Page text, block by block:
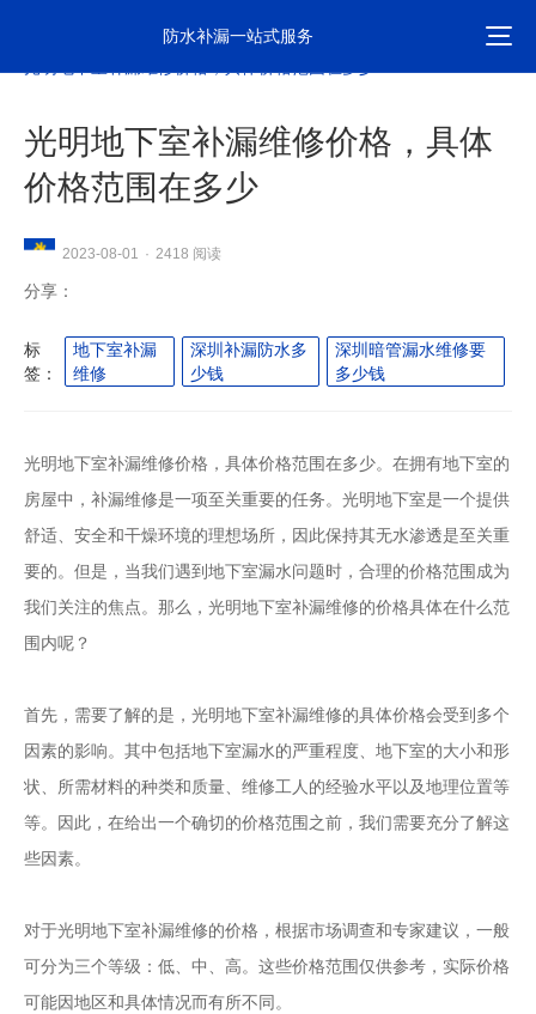
防水补漏一站式服务
光明地下室补漏维修价格，具体
价格范围在多少
2023-08-01 · 2418 阅读
分享：
标
签：
地下室补漏
维修
深圳补漏防水多
少钱
深圳暗管漏水维修要
多少钱
光明地下室补漏维修价格，具体价格范围在多少。在拥有地下室的
房屋中，补漏维修是一项至关重要的任务。光明地下室是一个提供
舒适、安全和干燥环境的理想场所，因此保持其无水渗透是至关重
要的。但是，当我们遇到地下室漏水问题时，合理的价格范围成为
我们关注的焦点。那么，光明地下室补漏维修的价格具体在什么范
围内呢？
首先，需要了解的是，光明地下室补漏维修的具体价格会受到多个
因素的影响。其中包括地下室漏水的严重程度、地下室的大小和形
状、所需材料的种类和质量、维修工人的经验水平以及地理位置等
等。因此，在给出一个确切的价格范围之前，我们需要充分了解这
些因素。
对于光明地下室补漏维修的价格，根据市场调查和专家建议，一般
可分为三个等级：低、中、高。这些价格范围仅供参考，实际价格
可能因地区和具体情况而有所不同。